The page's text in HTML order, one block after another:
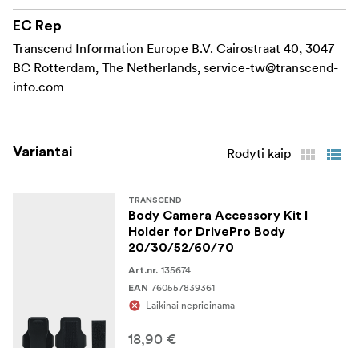
EC Rep
Transcend Information Europe B.V. Cairostraat 40, 3047
BC Rotterdam, The Netherlands, service-tw@transcend-
info.com
Variantai Rodyti kaip
TRANSCEND
Body Camera Accessory Kit I
Holder for DrivePro Body
20/30/52/60/70
Art.nr. 135674
EAN 760557839361
Laikinai neprieinama
18,90 €